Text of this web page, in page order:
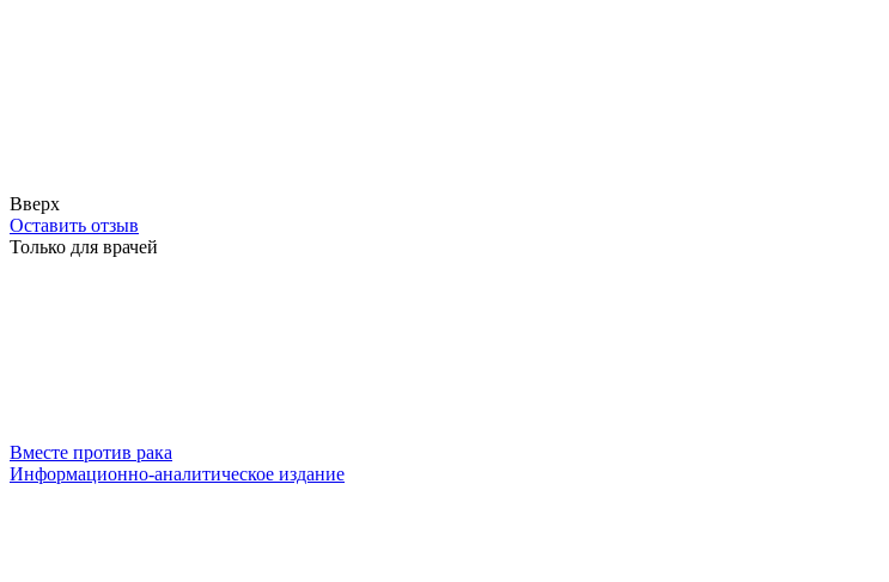
Вверх
Оставить отзыв
Только для врачей
Вместе против рака
Информационно-аналитическое издание